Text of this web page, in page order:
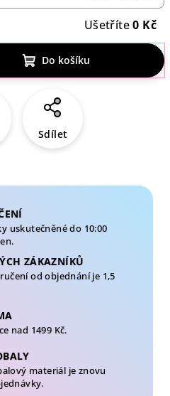
Ušetříte0 Kč
Do košíku
Sdílet
uskutečněné do 10:00
ZÁKAZNÍKŮ
od objednání je 1,5
nad 1499 Kč.
materiál je znovu